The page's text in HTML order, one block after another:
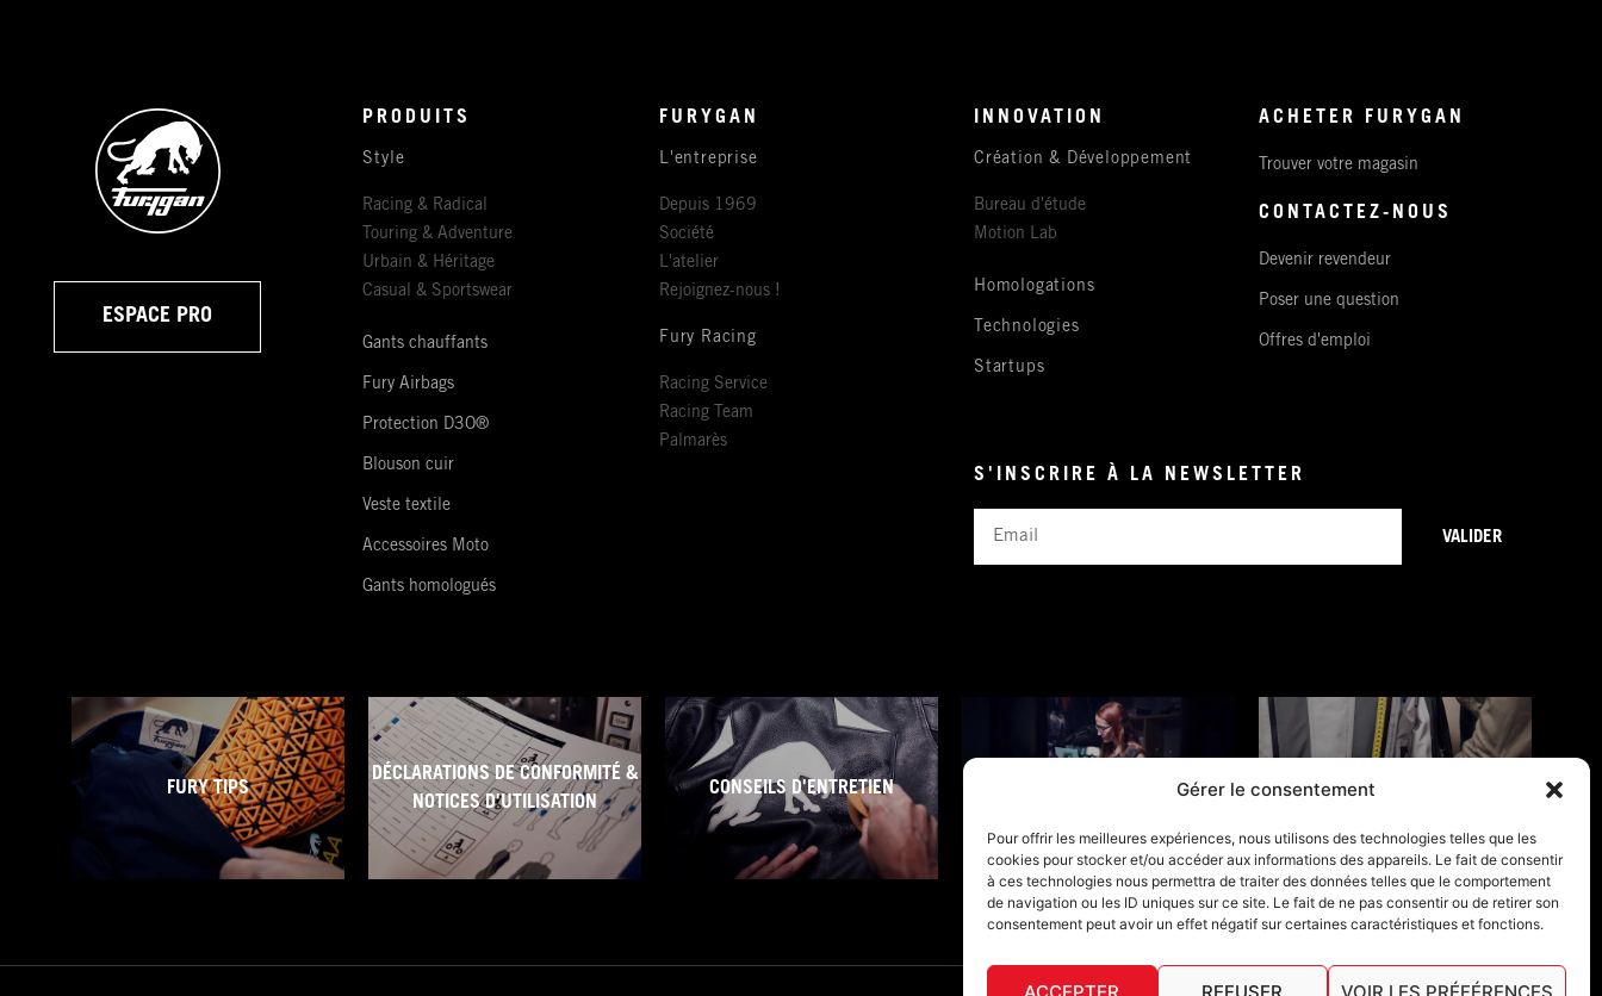
Gérer le consentement
Pour offrir les meilleures expériences, nous utilisons des technologies telles que les
cookies pour stocker et/ou accéder aux informations des appareils. Le fait de consentir
à ces technologies nous permettra de traiter des données telles que le comportement
de navigation ou les ID uniques sur ce site. Le fait de ne pas consentir ou de retirer son
consentement peut avoir un effet négatif sur certaines caractéristiques et fonctions.
ACCEPTER REFUSER VOIR LES PRÉFÉRENCES
ESPACE PRO
PRODUITS
Style
Racing & Radical
Touring & Adventure
Urbain & Héritage
Casual & Sportswear
Gants chauffants
Fury Airbags
Protection D3O®
Blouson cuir
Veste textile
Accessoires Moto
Gants homologués
FURYGAN
L'entreprise
Depuis 1969
Société
L'atelier
Rejoignez-nous !
Fury Racing
Racing Service
Racing Team
Palmarès
INNOVATION
Création & Développement
Bureau d'étude
Motion Lab
Homologations
Technologies
Startups
ACHETER FURYGAN
Trouver votre magasin
CONTACTEZ-NOUS
Devenir revendeur
Poser une question
Offres d'emploi
S'INSCRIRE À LA NEWSLETTER
VALIDER
FURY TIPS
DÉCLARATIONS DE CONFORMITÉ &
NOTICES D'UTILISATION
CONSEILS D'ENTRETIEN CONDITIONS DE GARANTIE GUIDES TAILLES